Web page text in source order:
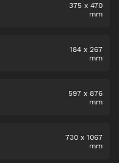
375 x 470
mm
184 x 267
mm
597 x 876
mm
730 x 1067
mm